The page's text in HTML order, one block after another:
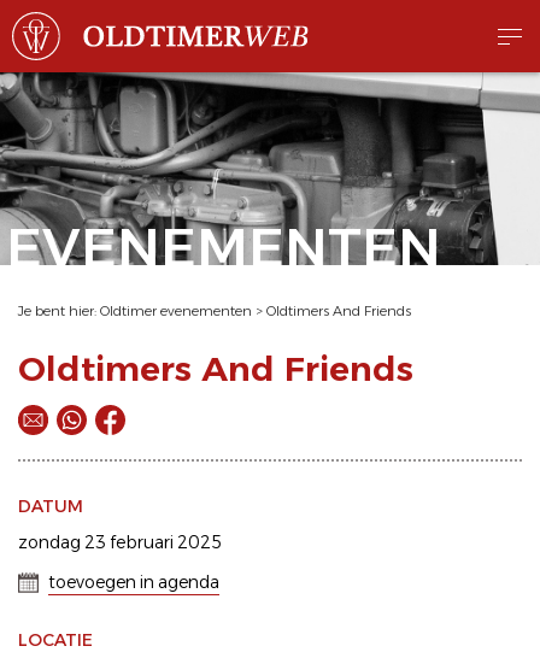
EVENEMENTEN
Je bent hier: Oldtimer evenementen > Oldtimers And Friends
Oldtimers And Friends
DATUM
zondag 23 februari 2025
toevoegen in agenda
LOCATIE